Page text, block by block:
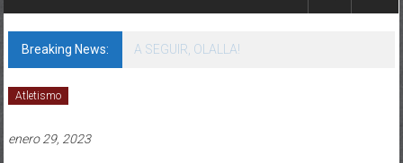
Breaking News: A SEGUIR, BLANCA!
Atletismo
enero 29, 2023